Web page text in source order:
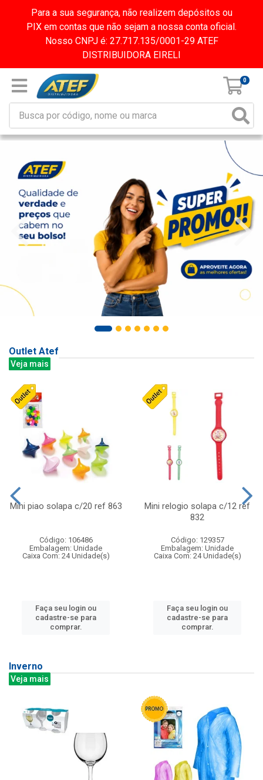
Para a sua segurança, não realizem depósitos ou
PIX em contas que não sejam a nossa conta oficial.
Nosso CNPJ é: 27.717.135/0001-29 ATEF
DISTRIBUIDORA EIRELI
0
Outlet Atef
Veja mais
Mini piao solapa c/20 ref 863
Código: 106486
Embalagem: Unidade
Caixa Com: 24 Unidade(s)
Faça seu login ou
cadastre-se para
comprar.
Mini relogio solapa c/12 ref
832
Código: 129357
Embalagem: Unidade
Caixa Com: 24 Unidade(s)
Faça seu login ou
cadastre-se para
comprar.
Inverno
Veja mais